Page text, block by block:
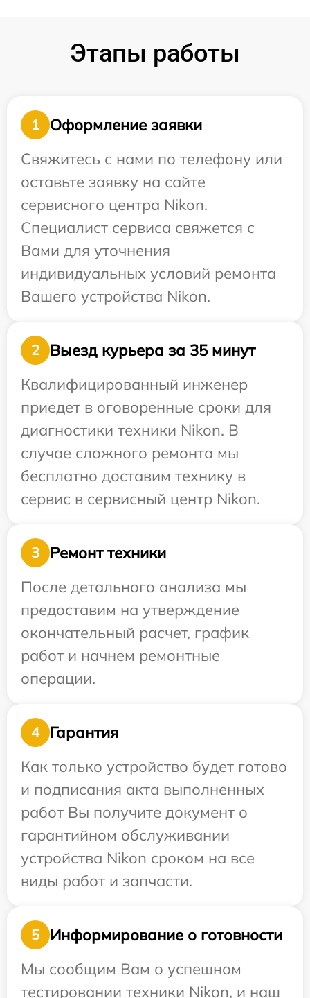
Этапы работы
1
Оформление заявки
Свяжитесь с нами по телефону или
оставьте заявку на сайте
сервисного центра Nikon.
Специалист сервиса свяжется с
Вами для уточнения
индивидуальных условий ремонта
Вашего устройства Nikon.
2
Выезд курьера за 35 минут
Квалифицированный инженер
приедет в оговоренные сроки для
диагностики техники Nikon. В
случае сложного ремонта мы
бесплатно доставим технику в
сервис в сервисный центр Nikon.
3
Ремонт техники
После детального анализа мы
предоставим на утверждение
окончательный расчет, график
работ и начнем ремонтные
операции.
4
Гарантия
Как только устройство будет готово
и подписания акта выполненных
работ Вы получите документ о
гарантийном обслуживании
устройства Nikon сроком на все
виды работ и запчасти.
5
Информирование о готовности
Мы сообщим Вам о успешном
тестировании техники Nikon, и наш